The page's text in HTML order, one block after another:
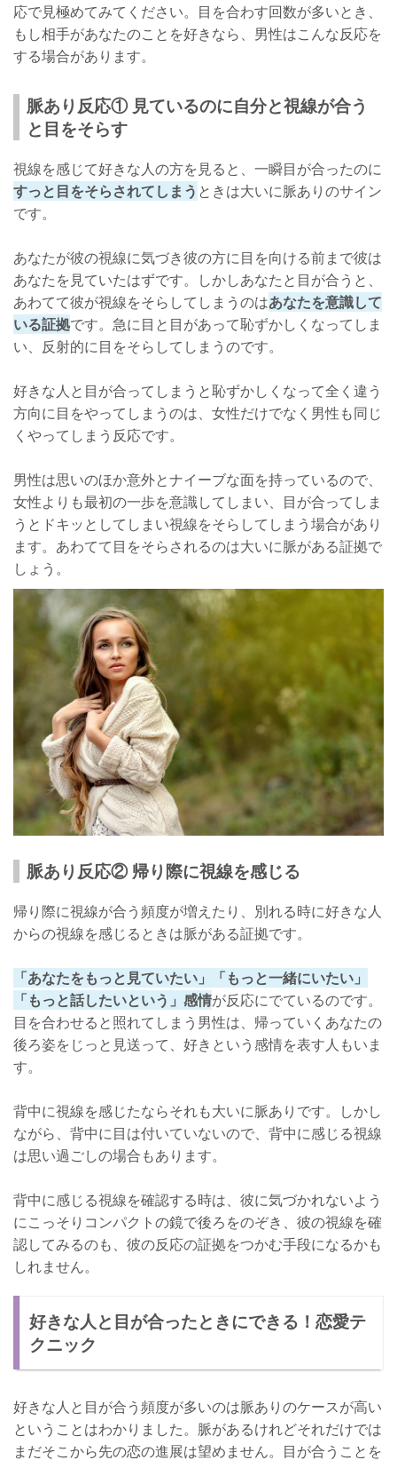
応で見極めてみてください。目を合わす回数が多いとき、
もし相手があなたのことを好きなら、男性はこんな反応を
する場合があります。
脈あり反応① 見ているのに自分と視線が合う
と目をそらす
視線を感じて好きな人の方を見ると、一瞬目が合ったのに
すっと目をそらされてしまう ときは大いに脈ありのサイン
です。
あなたが彼の視線に気づき彼の方に目を向ける前まで彼は
あなたを見ていたはずです。しかしあなたと目が合うと、
あわてて彼が視線をそらしてしまうのはあなたを意識して
いる証拠です。急に目と目があって恥ずかしくなってしま
い、反射的に目をそらしてしまうのです。
好きな人と目が合ってしまうと恥ずかしくなって全く違う
方向に目をやってしまうのは、女性だけでなく男性も同じ
くやってしまう反応です。
男性は思いのほか意外とナイーブな面を持っているので、
女性よりも最初の一歩を意識してしまい、目が合ってしま
うとドキッとしてしまい視線をそらしてしまう場合があり
ます。あわてて目をそらされるのは大いに脈がある証拠で
しょう。
脈あり反応② 帰り際に視線を感じる
帰り際に視線が合う頻度が増えたり、別れる時に好きな人
からの視線を感じるときは脈がある証拠です。
「あなたをもっと見ていたい」「もっと一緒にいたい」
「もっと話したいという」感情が反応にでているのです。
目を合わせると照れてしまう男性は、帰っていくあなたの
後ろ姿をじっと見送って、好きという感情を表す人もいま
す。
背中に視線を感じたならそれも大いに脈ありです。しかし
ながら、背中に目は付いていないので、背中に感じる視線
は思い過ごしの場合もあります。
背中に感じる視線を確認する時は、彼に気づかれないよう
にこっそりコンパクトの鏡で後ろをのぞき、彼の視線を確
認してみるのも、彼の反応の証拠をつかむ手段になるかも
しれません。
好きな人と目が合ったときにできる！恋愛テ
クニック
好きな人と目が合う頻度が多いのは脈ありのケースが高い
ということはわかりました。脈があるけれどそれだけでは
まだそこから先の恋の進展は望めません。目が合うことを